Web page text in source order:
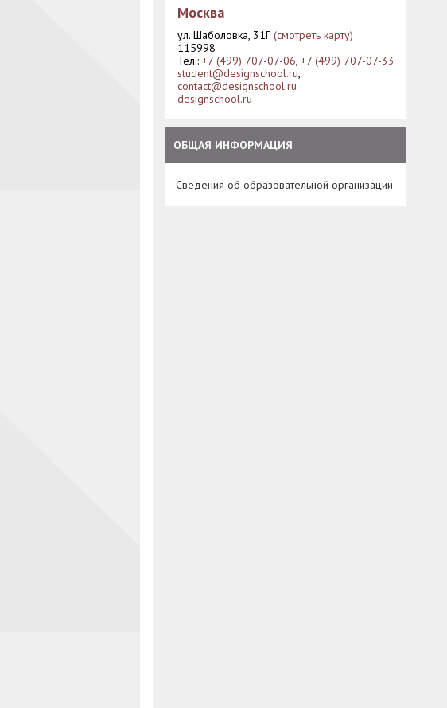
Москва
ул. Шаболовка, 31Г (смотреть карту)
115998
Тел.: +7 (499) 707-07-06, +7 (499) 707-07-33
student@designschool.ru,
contact@designschool.ru
designschool.ru
ОБЩАЯ ИНФОРМАЦИЯ
Сведения об образовательной организации